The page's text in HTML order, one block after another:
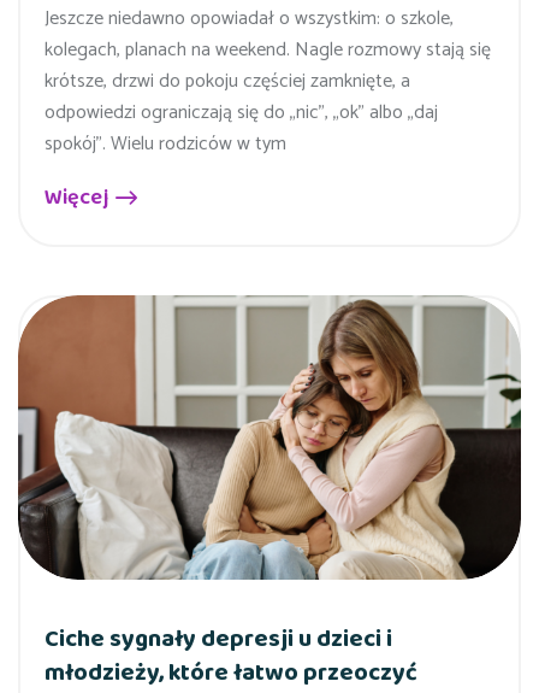
Jeszcze niedawno opowiadał o wszystkim: o szkole,
kolegach, planach na weekend. Nagle rozmowy stają się
krótsze, drzwi do pokoju częściej zamknięte, a
odpowiedzi ograniczają się do „nic”, „ok” albo „daj
spokój”. Wielu rodziców w tym
Więcej
Ciche sygnały depresji u dzieci i
młodzieży, które łatwo przeoczyć